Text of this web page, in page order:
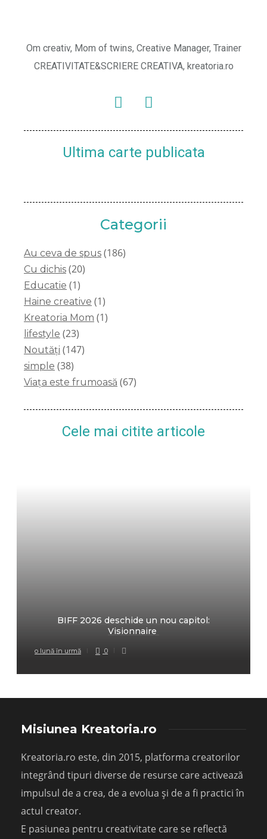
Om creativ, Mom of twins, Creative Manager, Trainer
CREATIVITATE&SCRIERE CREATIVA, kreatoria.ro
Ultima carte publicata
Categorii
Au ceva de spus (186)
Cu dichis (20)
Educatie (1)
Haine creative (1)
Kreatoria Mom (1)
lifestyle (23)
Noutăți (147)
simple (38)
Viața este frumoasă (67)
Cele mai citite articole
BIFF 2026 deschide un nou capitol:
Visionnaire
o lună în urmă 0
Misiunea Kreatoria.ro
Kreatoria.ro este, din 2015, platforma creatorilor
integrând tipuri diverse de resurse care activează
impulsul de a crea, de a evolua și de a fi practici în
actul creator.
E pasiunea pentru creativitate care se reflectă